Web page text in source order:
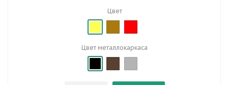
Цвет
Цвет металлокаркаса